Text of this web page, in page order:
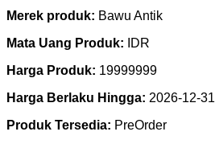
Merek produk: Bawu Antik
Mata Uang Produk:
IDR
Harga Produk: 19999999
Harga Berlaku Hingga: 2026-12-31
Produk Tersedia: PreOrder